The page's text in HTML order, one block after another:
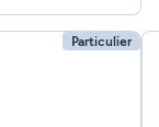
Particulier